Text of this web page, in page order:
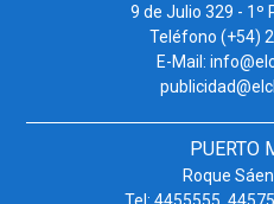
9 de Julio 329 - 1º
Teléfono (+54)
E-Mail:
PUERTO
Roque